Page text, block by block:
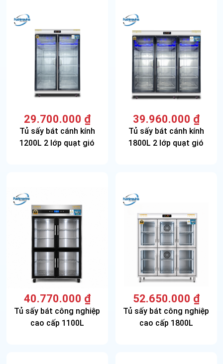
Tủ sấy bát cánh kính
1200L 2 lớp quạt gió
29.700.000 ₫
Tủ sấy bát cánh kính
1800L 2 lớp quạt gió
39.960.000 ₫
Tủ sấy bát công nghiệp
cao cấp 1100L
40.770.000 ₫
Tủ sấy bát công nghiệp
cao cấp 1800L
52.650.000 ₫